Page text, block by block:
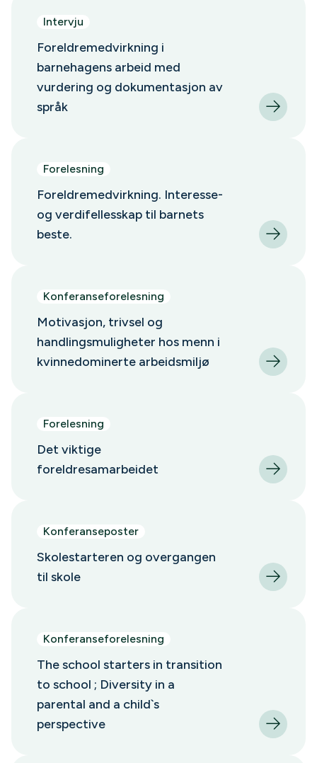
Intervju
Foreldremedvirkning i
barnehagens arbeid med
vurdering og dokumentasjon av
språk
Forelesning
Foreldremedvirkning. Interesse-
og verdifellesskap til barnets
beste.
Konferanseforelesning
Motivasjon, trivsel og
handlingsmuligheter hos menn i
kvinnedominerte arbeidsmiljø
Forelesning
Det viktige
foreldresamarbeidet
Konferanseposter
Skolestarteren og overgangen
til skole
Konferanseforelesning
The school starters in transition
to school ; Diversity in a
parental and a child`s
perspective